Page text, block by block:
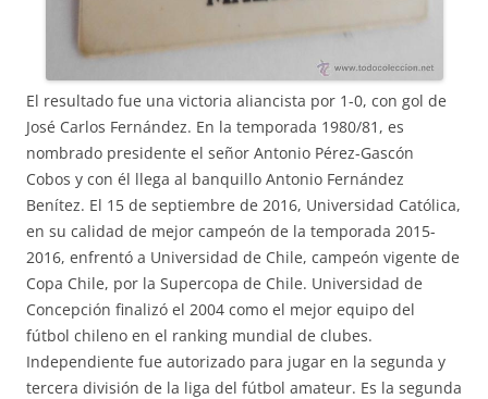
El resultado fue una victoria aliancista por 1-0, con gol de
José Carlos Fernández. En la temporada 1980/81, es
nombrado presidente el señor Antonio Pérez-Gascón
Cobos y con él llega al banquillo Antonio Fernández
Benítez. El 15 de septiembre de 2016, Universidad Católica,
en su calidad de mejor campeón de la temporada 2015-
2016, enfrentó a Universidad de Chile, campeón vigente de
Copa Chile, por la Supercopa de Chile. Universidad de
Concepción finalizó el 2004 como el mejor equipo del
fútbol chileno en el ranking mundial de clubes.
Independiente fue autorizado para jugar en la segunda y
tercera división de la liga del fútbol amateur. Es la segunda